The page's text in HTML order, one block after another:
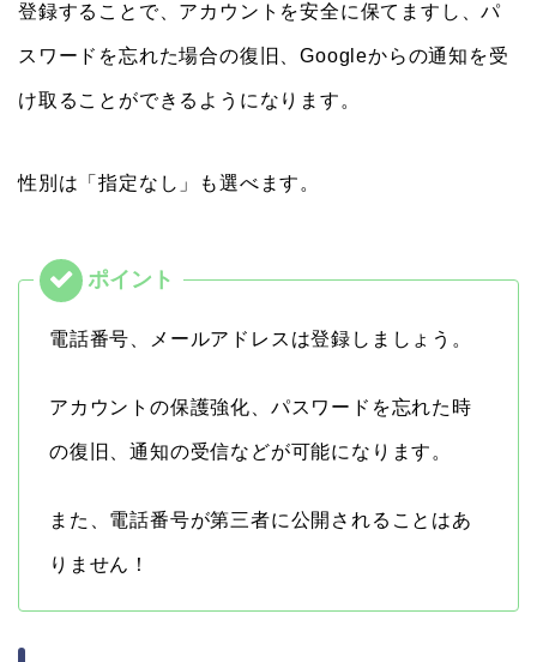
登録することで、アカウントを安全に保てますし、パ
スワードを忘れた場合の復旧、Googleからの通知を受
け取ることができるようになります。
性別は「指定なし」も選べます。
電話番号、メールアドレスは登録しましょう。
アカウントの保護強化、パスワードを忘れた時
の復旧、通知の受信などが可能になります。
また、電話番号が第三者に公開されることはあ
りません！